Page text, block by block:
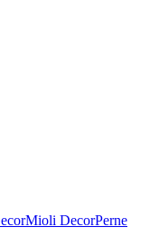
Mioli DecorPerne